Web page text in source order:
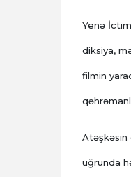
Yenə
diksiya,
filmin
Atəşkəsin
uğrunda